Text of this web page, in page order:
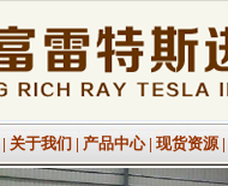
| 关于我们 | 产品中心| 现货资源 |